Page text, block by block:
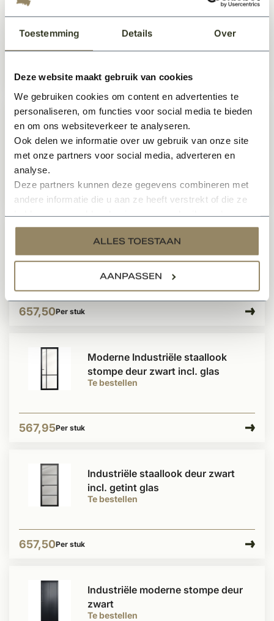
Toestemming Details Over
Deze website maakt gebruik van cookies
We gebruiken cookies om content en advertenties te
personaliseren, om functies voor social media te bieden
en om ons websiteverkeer te analyseren.
Ook delen we informatie over uw gebruik van onze site
met onze partners voor social media, adverteren en
analyse.
Deze partners kunnen deze gegevens combineren met
andere informatie die u aan ze heeft verstrekt of die ze
services.
ALLES TOESTAAN
AANPASSEN
Te bestellen
Moderne Industriële opdekdeur
559,99Per stuk
Te bestellen
Moderne Industriële staallook
opdekdeur links zwart
559,99 Per stuk
Industriële staallook stompe deur
zwart incl. getint glas
657,50Per stuk
Te bestellen
Moderne Industriële staallook
stompe deur zwart incl. glas
567,95Per stuk
Te bestellen
Industriële staallook deur zwart
incl. getint glas
657,50Per stuk
Te bestellen
Industriële moderne stompe deur
zwart